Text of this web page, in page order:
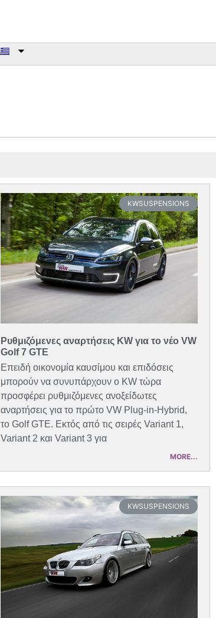
KWSUSPENSIONS
Ρυθμιζόμενες αναρτήσεις KW για το νέο VW
Golf 7 GTE
Επειδή οικονομία καυσίμου και επιδόσεις
μπορούν να συνυπάρχουν ο KW τώρα
προσφέρει ρυθμιζόμενες ανοξείδωτες
αναρτήσεις για το πρώτο VW Plug-in-Hybrid,
το Golf GTE. Εκτός από τις σειρές Variant 1,
Variant 2 και Variant 3 για
MORE...
KWSUSPENSIONS